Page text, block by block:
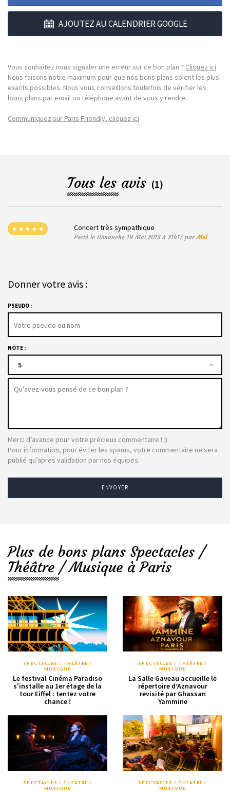
AJOUTEZ AU CALENDRIER GOOGLE
Vous souhaitez nous signaler une erreur sur ce bon plan ? Cliquez ici
Nous faisons notre maximum pour que nos bons plans soient les plus
exacts possibles. Nous vous conseillons toutefois de vérifier les
bons plans par email ou téléphone avant de vous y rendre.
Communiquez sur Paris Friendly, cliquez ici
Tous les avis (1)
Concert très sympathique
Posté le Dimanche 19 Mai 2013 à 21h17 parMel
Donner votre avis :
PSEUDO :
NOTE :
5
Merci d’avance pour votre précieux commentaire ! :)
Pour information, pour éviter les spams, votre commentaire ne sera
publié qu’après validation par nos équipes.
ENVOYER
Plus de bons plans Spectacles /
Théâtre / Musique à Paris
SPECTACLES / THÉÂTRE /
MUSIQUE
Le festival Cinéma Paradiso
s'installe au 1er étage de la
tour Eiffel : tentez votre
chance !
SPECTACLES / THÉÂTRE /
MUSIQUE
La Salle Gaveau accueille le
répertoire d’Aznavour
revisité par Ghassan
Yammine
SPECTACLES / THÉÂTRE /
MUSIQUE
SPECTACLES / THÉÂTRE /
MUSIQUE